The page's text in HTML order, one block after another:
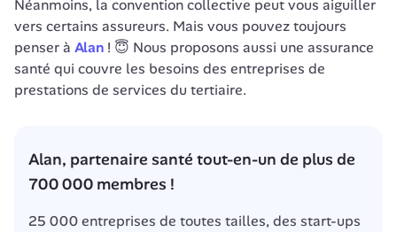
Néanmoins, la convention collective peut vous aiguiller
vers certains assureurs. Mais vous pouvez toujours
penser à Alan ! 😇 Nous proposons aussi une assurance
santé qui couvre les besoins des entreprises de
prestations de services du tertiaire.
Alan, partenaire santé tout-en-un de plus de
700 000 membres !
25 000 entreprises de toutes tailles, des start-ups